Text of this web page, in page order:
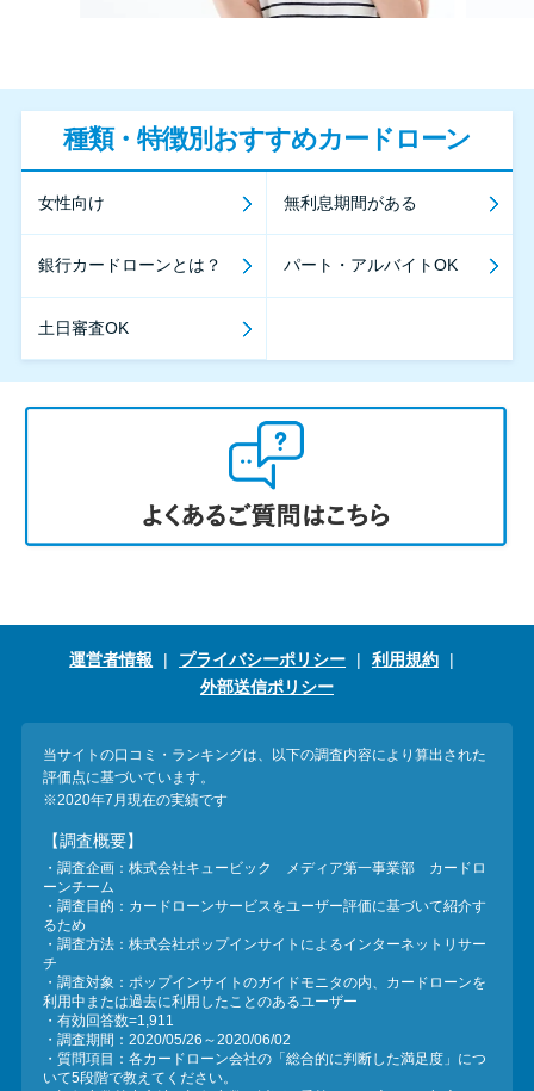
種類・特徴別おすすめカードローン
女性向け 無利息期間がある
銀行カードローンとは？ パート・アルバイトOK
土日審査OK
運営者情報 プライバシーポリシー
利用規約
外部送信ポリシー
当サイトの口コミ・ランキングは、以下の調査内容により算出された
評価点に基づいています。
※2020年7月現在の実績です
【調査概要】
・調査企画：株式会社キュービック メディア第一事業部 カードロ
ーンチーム
・調査目的：カードローンサービスをユーザー評価に基づいて紹介す
るため
・調査方法：株式会社ポップインサイトによるインターネットリサー
チ
・調査対象：ポップインサイトのガイドモニタの内、カードローンを
利用中または過去に利用したことのあるユーザー
・有効回答数=1,911
・調査期間：2020/05/26～2020/06/02
・質問項目：各カードローン会社の「総合的に判断した満足度」につ
いて5段階で教えてください。